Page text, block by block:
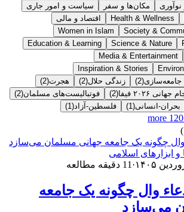
نوآوری مکان‌ها و سفر
سیاست و امور جاری
Health & Wellness
اقتصاد و مالی
Society &
Women in Islam
Science & Nature
Education & Learning
Media & Entertainment
Inspiration & Stories
جامعه‌سازی(
2
) زندگی حلال(
2
) هجرت(
2
)
جهانی ۲۰۲۶ فیفا (
2
) فوتبالیست‌های مسلمان(
2
)
بحران-انسانی(
1
) فلسطین-آزاد(
1
)
120
)
و ابزارهای اسلامی
·
11 دقیقه مطالعه
وال چگونه یک جامعه
می‌سازد